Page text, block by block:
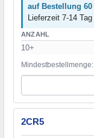
auf Bestellung 60
Lieferzeit 7-14 Tag
ANZAHL
10+
2CR5